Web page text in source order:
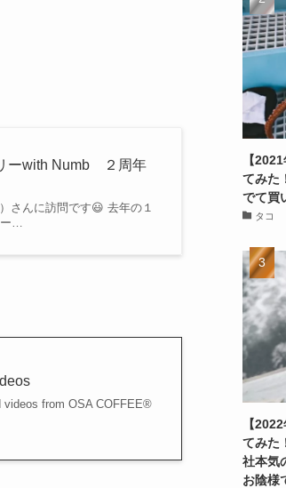
ーwith Numb ２周年
さんに訪問です😃 去年の１
ー…
videos from OSA COFFEE®︎
【
てみた
でて買
タコ
【
てみた
社本気
お陰様